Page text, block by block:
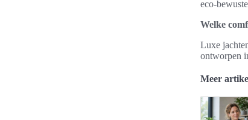
eco-
Welke
Luxe
ontworpen
Meer